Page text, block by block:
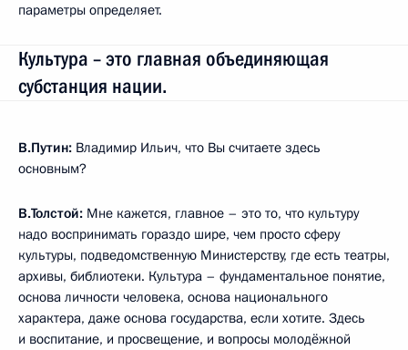
параметры определяет.
Культура – это главная объединяющая
субстанция нации.
В.Путин: Владимир Ильич, что Вы считаете здесь
основным?
В.Толстой: Мне кажется, главное – это то, что культуру
надо воспринимать гораздо шире, чем просто сферу
культуры, подведомственную Министерству, где есть театры,
архивы, библиотеки. Культура – фундаментальное понятие,
основа личности человека, основа национального
характера, даже основа государства, если хотите. Здесь
и воспитание, и просвещение, и вопросы молодёжной